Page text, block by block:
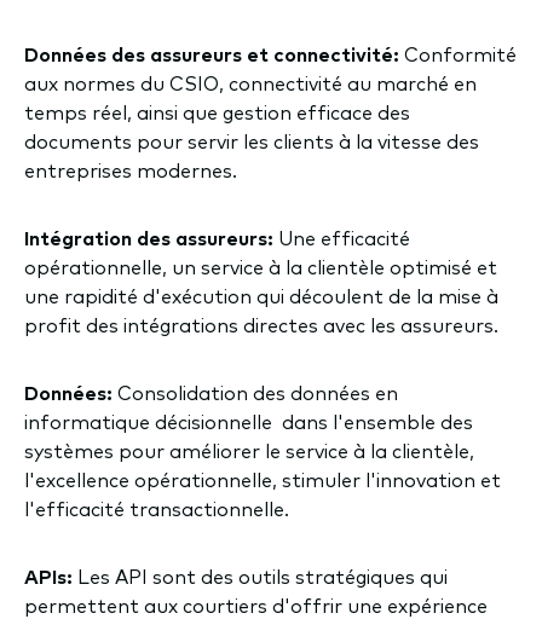
Données des assureurs et connectivité: Conformité
aux normes du CSIO, connectivité au marché en
temps réel, ainsi que gestion efficace des
documents pour servir les clients à la vitesse des
entreprises modernes.
Intégration des assureurs: Une efficacité
opérationnelle, un service à la clientèle optimisé et
une rapidité d'exécution qui découlent de la mise à
profit des intégrations directes avec les assureurs.
Données: Consolidation des données en
informatique décisionnelle dans l'ensemble des
systèmes pour améliorer le service à la clientèle,
l'excellence opérationnelle, stimuler l'innovation et
l'efficacité transactionnelle.
APIs: Les API sont des outils stratégiques qui
permettent aux courtiers d'offrir une expérience